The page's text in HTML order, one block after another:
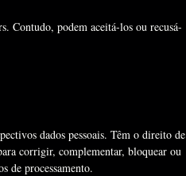
Contudo, podem aceitá-los ou recusá-
dados pessoais. Têm o direito de
corrigir, complementar, bloquear ou
de processamento.